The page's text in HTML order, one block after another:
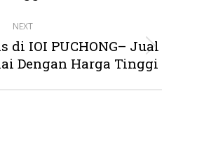
NEXT
Next
post:
di IOI PUCHONG– Jual
Dengan Harga Tinggi